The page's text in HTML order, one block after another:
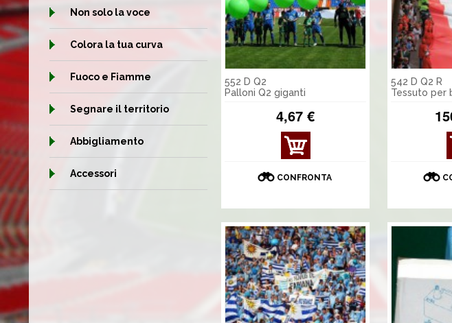
552 D Q2
Palloni Q2 giganti
4,67 €
CONFRONTA
542 D Q2 R
Tessuto per
Non solo la voce
Colora la tua curva
Fuoco e Fiamme
Segnare il territorio
Abbigliamento
Accessori